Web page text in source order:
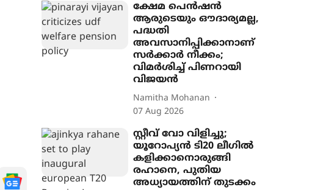
ക്ഷേമ പെൻഷൻ
ആരുടെയും ഔദാര്യമല്ല,
പദ്ധതി
അവസാനിപ്പിക്കാനാണ്
സർക്കാർ നീക്കം;
വിമർശിച്ച് പിണറായി
വിജയൻ
Namitha Mohanan
07 Aug 2026
സ്റ്റീവ് വോ വിളിച്ചു;
യൂറോപ‍്യൻ ടി20 ലീഗിൽ
കളിക്കാനൊരുങ്ങി
രഹാനെ, പുതിയ
അധ‍്യായത്തിന് തുടക്കം